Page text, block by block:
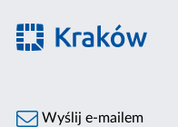
Wyślij e-mailem